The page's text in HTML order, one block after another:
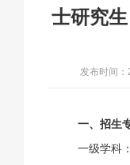
士研究
发布时间
一、招生
一级学科